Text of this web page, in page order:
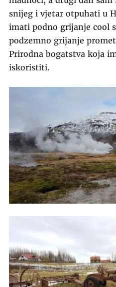
snijeg i vjetar otpuhati u
imati podno grijanje cool
podzemno grijanje
Prirodna bogatstva koja
iskoristiti.